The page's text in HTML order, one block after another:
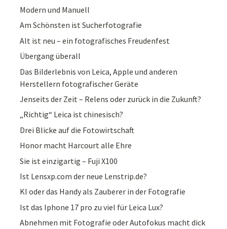
Modern und Manuell
Am Schönsten ist Sucherfotografie
Alt ist neu – ein fotografisches Freudenfest
Übergang überall
Das Bilderlebnis von Leica, Apple und anderen
Herstellern fotografischer Geräte
Jenseits der Zeit – Relens oder zurück in die Zukunft?
„Richtig“ Leica ist chinesisch?
Drei Blicke auf die Fotowirtschaft
Honor macht Harcourt alle Ehre
Sie ist einzigartig – Fuji X100
Ist Lensxp.com der neue Lenstrip.de?
KI oder das Handy als Zauberer in der Fotografie
Ist das Iphone 17 pro zu viel für Leica Lux?
Abnehmen mit Fotografie oder Autofokus macht dick